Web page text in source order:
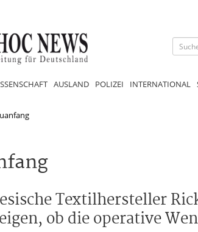
AUSLAND POLIZEI INTERNATIONAL
Textilhersteller
ob die operative